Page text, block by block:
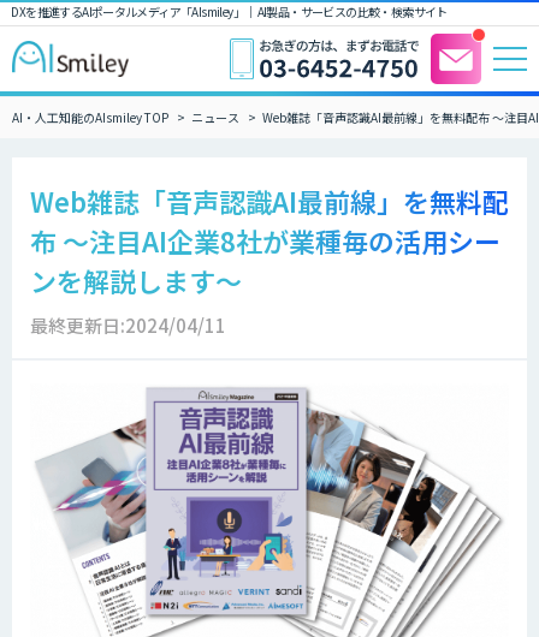
DXを推進するAIポータルメディア「AIsmiley」｜ AI製品・サービスの比較・検索サイト
AI・人工知能のAIsmiley TOP ニュース Web雑誌「音声認識AI最前線」を無料配布 ～注目
Web雑誌「音声認識AI最前線」を無料配
布 ～注目AI企業8社が業種毎の活用シー
ンを解説します～
最終更新日:2024/04/11